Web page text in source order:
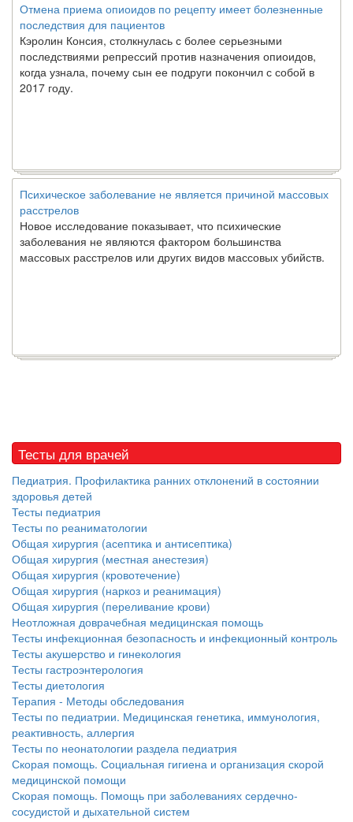
Отмена приема опиоидов по рецепту имеет болезненные
последствия для пациентов
Кэролин Консия, столкнулась с более серьезными
последствиями репрессий против назначения опиоидов,
когда узнала, почему сын ее подруги покончил с собой в
2017 году.
Психическое заболевание не является причиной массовых
расстрелов
Новое исследование показывает, что психические
заболевания не являются фактором большинства
массовых расстрелов или других видов массовых убийств.
Тесты для врачей
Педиатрия. Профилактика ранних отклонений в состоянии
здоровья детей
Тесты педиатрия
Тесты по реаниматологии
Общая хирургия (асептика и антисептика)
Общая хирургия (местная анестезия)
Общая хирургия (кровотечение)
Общая хирургия (наркоз и реанимация)
Общая хирургия (переливание крови)
Неотложная доврачебная медицинская помощь
Тесты инфекционная безопасность и инфекционный контроль
Тесты акушерство и гинекология
Тесты гастроэнтерология
Тесты диетология
Терапия - Методы обследования
Тесты по педиатрии. Медицинская генетика, иммунология,
реактивность, аллергия
Тесты по неонатологии раздела педиатрия
Скорая помощь. Социальная гигиена и организация скорой
медицинской помощи
Скорая помощь. Помощь при заболеваниях сердечно-
сосудистой и дыхательной систем